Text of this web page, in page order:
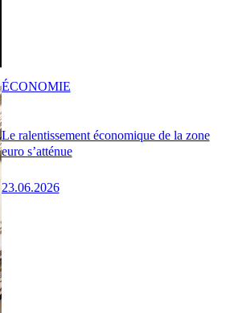
Le ralentissement économique de la zone
euro s’atténue
23.06.2026
ÉCONOMIE